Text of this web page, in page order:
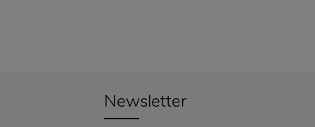
Newsletter